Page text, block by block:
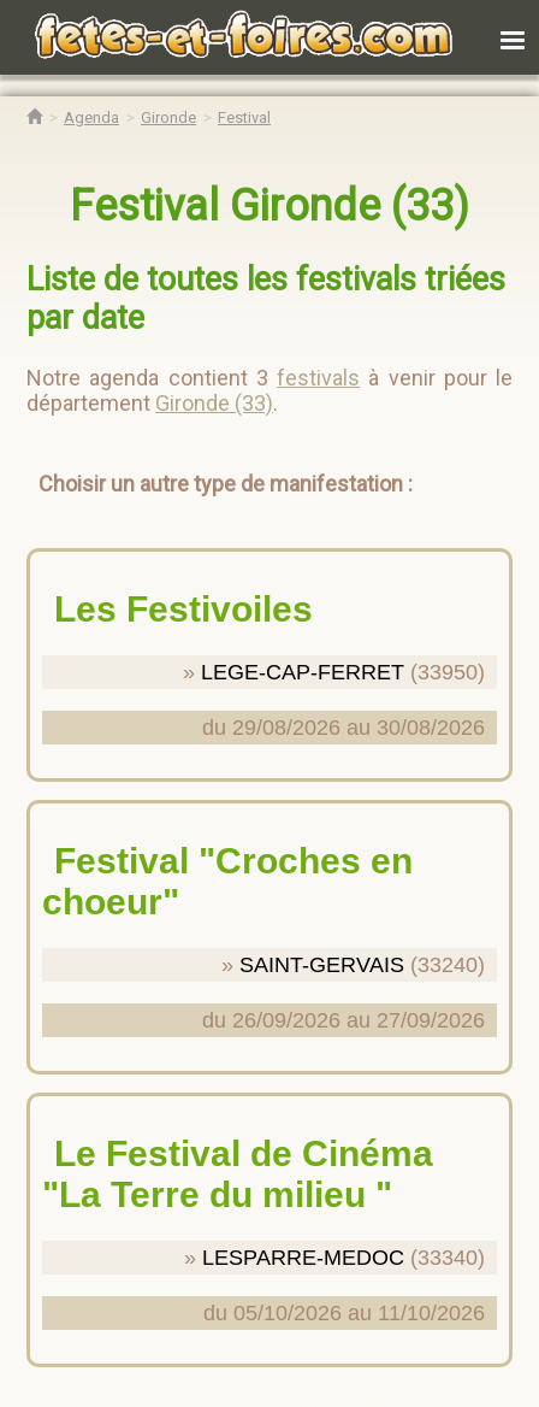
Agenda Gironde Festival
Festival Gironde (33)
Liste de toutes les festivals triées
par date
Notre agenda contient 3 festivals à venir pour le
département Gironde (33).
Choisir un autre type de manifestation :
Les Festivoiles
LEGE-CAP-FERRET (33950)
du 29/08/2026 au 30/08/2026
Festival "Croches en
choeur"
SAINT-GERVAIS (33240)
du 26/09/2026 au 27/09/2026
Le Festival de Cinéma
"La Terre du milieu "
LESPARRE-MEDOC (33340)
du 05/10/2026 au 11/10/2026